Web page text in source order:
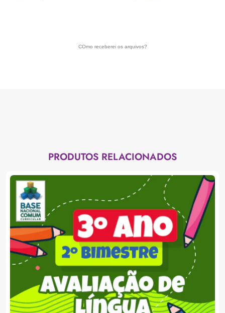
COmo receberei os arquivos?
PRODUTOS RELACIONADOS